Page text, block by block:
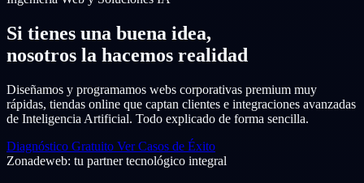
Si tienes una buena idea,
nosotros la hacemos realidad
Diseñamos y programamos webs corporativas premium muy
rápidas, tiendas online que captan clientes e integraciones avanzadas
de Inteligencia Artificial. Todo explicado de forma sencilla.
Diagnóstico Gratuito Ver Casos de Éxito
Zonadeweb: tu partner tecnológico integral